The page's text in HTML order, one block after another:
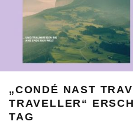
„CONDÉ NAST
TRAVELLER“
TAG